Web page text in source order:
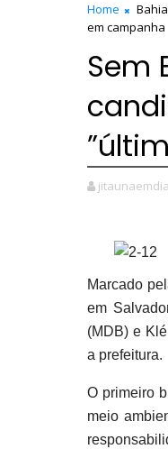
Home Bahia
em campanha
Sem
jitaunaemdia
Marcado
em
(MDB) e
a prefeitura.
O primeiro
meio